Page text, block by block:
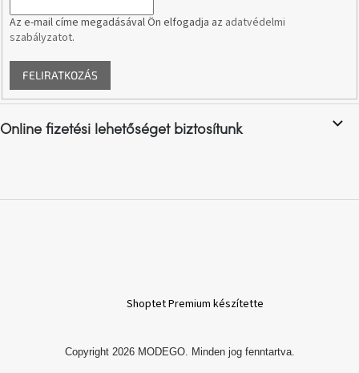
nyári
hullámon
fel
Az e-mail címe megadásával Ön elfogadja az adatvédelmi
szabályzatot.
FELIRATKOZÁS
Online fizetési lehetőséget biztosítunk
Shoptet Premium készítette
Copyright 2026 MODEGO. Minden jog fenntartva.